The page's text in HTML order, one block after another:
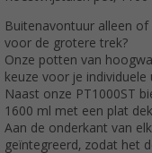
Buitenavontuur alleen of
voor de grotere trek?
Onze potten van
keuze voor je individuele
Naast onze PT1000ST
1600 ml met een plat
Aan de onderkant van
geïntegreerd, zodat het